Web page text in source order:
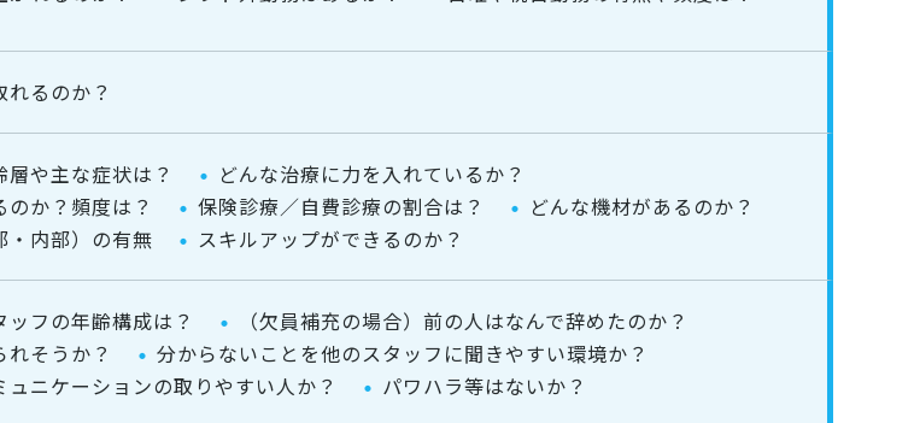
れるのか？
層や主な症状は？
どんな治療に力を入れているか？
のか？頻度は？
保険診療／自費診療の割合は？
どんな機材があるのか？
・内部）の有無
スキルアップができるのか？
ッフの年齢構成は？
（欠員補充の場合）前の人はなんで辞めたのか？
れそうか？
分からないことを他のスタッフに聞きやすい環境か？
ュニケーションの取りやすい人か？
パワハラ等はないか？